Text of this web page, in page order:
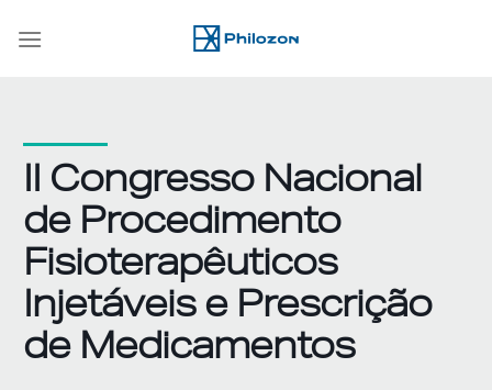
II Congresso Nacional
de Procedimento
Fisioterapêuticos
Injetáveis e Prescrição
de Medicamentos